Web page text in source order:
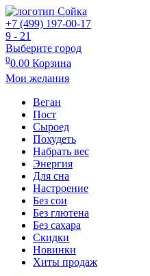
+7 (499) 197-00-17
9 - 21
Выберите город
00.00 Корзина
Мои желания
Веган
Пост
Сыроед
Похудеть
Набрать вес
Энергия
Для сна
Настроение
Без сои
Без глютена
Без сахара
Скидки
Новинки
Хиты продаж